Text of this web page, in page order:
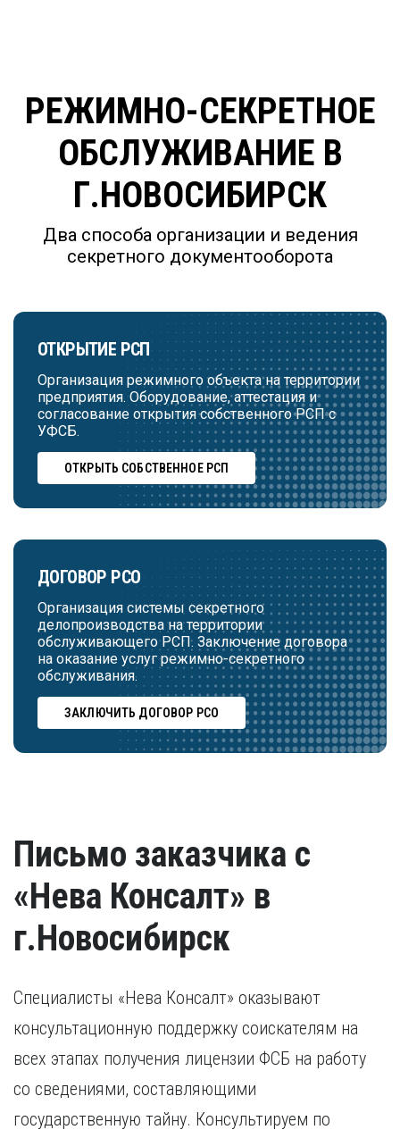
РЕЖИМНО-СЕКРЕТНОЕ
ОБСЛУЖИВАНИЕ В
Г.НОВОСИБИРСК
Два способа организации и ведения
секретного документооборота
ОТКРЫТИЕ РСП
Организация режимного объекта на территории
предприятия. Оборудование, аттестация и
согласование открытия собственного РСП с
УФСБ.
ОТКРЫТЬ СОБСТВЕННОЕ РСП
ДОГОВОР РСО
Организация системы секретного
делопроизводства на территории
обслуживающего РСП. Заключение договора
на оказание услуг режимно-секретного
обслуживания.
ЗАКЛЮЧИТЬ ДОГОВОР РСО
Письмо заказчика с
«Нева Консалт» в
г.Новосибирск
Специалисты «Нева Консалт» оказывают
консультационную поддержку соискателям на
всех этапах получения лицензии ФСБ на работу
со сведениями, составляющими
государственную тайну. Консультируем по